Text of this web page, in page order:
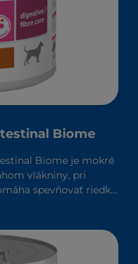
Biome
Biome je mokré
vlákniny, pri
spevňovať riedku
zvládať